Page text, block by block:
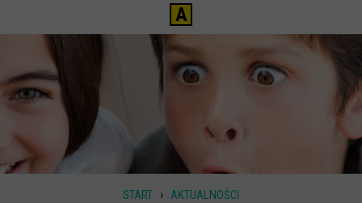
A
START › AKTUALNOŚCI
Aktualności
Projekty
Aktualne
Zrealizowane
Biblioteka
Poradniki i publikacje